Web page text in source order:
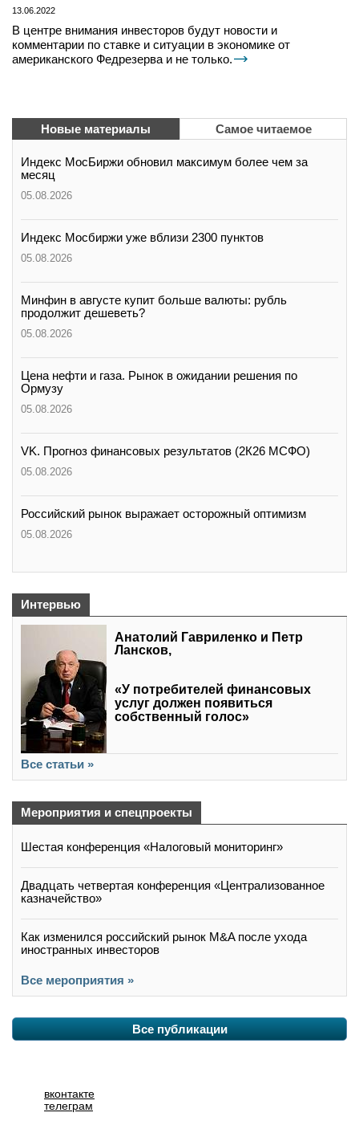
13.06.2022
В центре внимания инвесторов будут новости и
комментарии по ставке и ситуации в экономике от
американского Федрезерва и не только.
Новые материалы Самое читаемое
Индекс МосБиржи обновил максимум более чем за
месяц
05.08.2026
Индекс Мосбиржи уже вблизи 2300 пунктов
05.08.2026
Минфин в августе купит больше валюты: рубль
продолжит дешеветь?
05.08.2026
Цена нефти и газа. Рынок в ожидании решения по
Ормузу
05.08.2026
VK. Прогноз финансовых результатов (2К26 МСФО)
05.08.2026
Российский рынок выражает осторожный оптимизм
05.08.2026
Интервью
Анатолий Гавриленко и Петр
Лансков,
«У потребителей финансовых
услуг должен появиться
собственный голос»
Все статьи »
Мероприятия и спецпроекты
Шестая конференция «Налоговый мониторинг»
Двадцать четвертая конференция «Централизованное
казначейство»
Как изменился российский рынок M&A после ухода
иностранных инвесторов
Все мероприятия »
Все публикации
вконтакте
телеграм